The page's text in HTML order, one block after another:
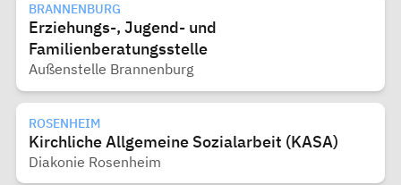
BRANNENBURG
Erziehungs-, Jugend- und
Familienberatungsstelle
Außenstelle Brannenburg
ROSENHEIM
Kirchliche Allgemeine Sozialarbeit (KASA)
Diakonie Rosenheim